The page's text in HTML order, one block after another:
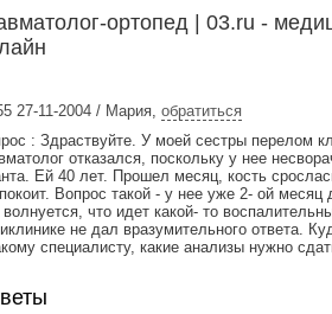
ортопед | 03.ru -
27-11-2004 / Мария, обратиться
: Здраствуйте. У моей сестры перелом
отказался, поскольку у нее
Ей 40 лет. Прошел месяц, кость
Вопрос такой - у нее уже 2- ой месяц
волнуется, что идет какой- то
не дал вразумительного ответа.
специалисту, какие анализы нужно